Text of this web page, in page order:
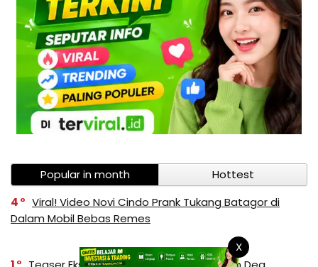
Popular in month
Hottest
4
Viral! Video Novi Cindo Prank Tukang Batagor di
Dalam Mobil Bebas Remes
X